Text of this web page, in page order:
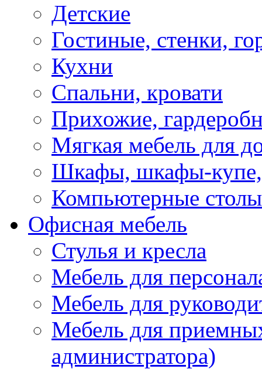
Детские
Гостиные, стенки,
Кухни
Спальни, кровати
Прихожие,
Мягкая мебель для
Шкафы, шкафы-купе,
Компьютерные столы
Офисная мебель
Стулья и кресла
Мебель для
Мебель для
Мебель для
администратора)